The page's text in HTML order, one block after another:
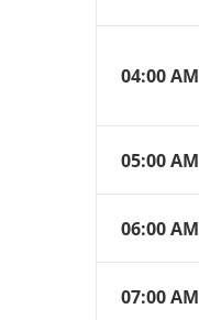
04:00 AM
05:00 AM
06:00 AM
07:00 AM